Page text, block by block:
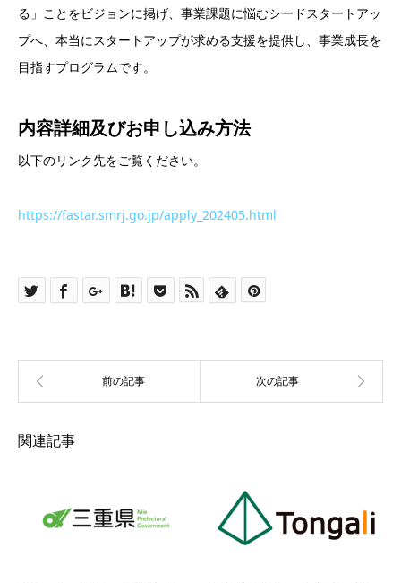
る」ことをビジョンに掲げ、事業課題に悩むシードスタートアッ
プへ、本当にスタートアップが求める支援を提供し、事業成長を
目指すプログラムです。
内容詳細及びお申し込み方法
以下のリンク先をご覧ください。
https://fastar.smrj.go.jp/apply_202405.html
関連記事